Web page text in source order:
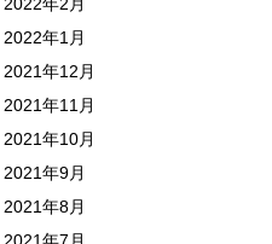
2022年1月
2021年12月
2021年11月
2021年10月
2021年9月
2021年8月